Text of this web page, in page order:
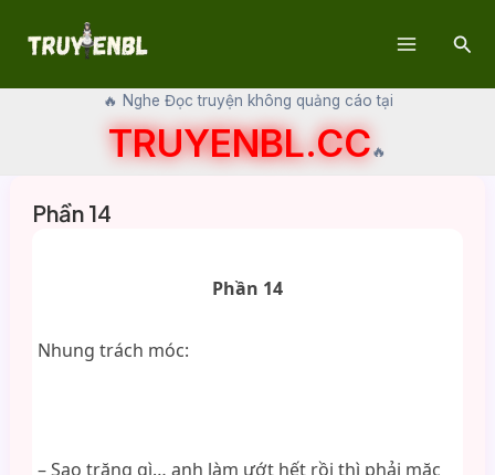
🔥 Nghe Đọc truyện không quảng cáo tại
TRUYENBL.CC🔥
Phần 14
Phần 14
Nhung trách móc:
– Sao trăng gì… anh làm ướt hết rồi thì phải mặc